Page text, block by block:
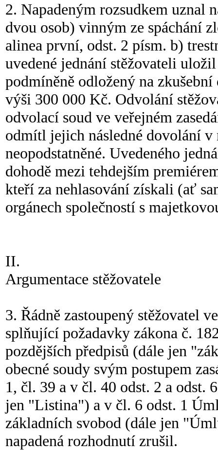
2. Napadeným rozsudkem uznal
dvou osob) vinným ze spáchání
alinea první, odst. 2 písm. b)
uvedené jednání stěžovateli
podmíněně odložený na
výši 300 000 Kč. Odvolání
odvolací soud ve veřejném
odmítl jejich následné dovolání v
neopodstatněné. Uvedeného
dohodě mezi tehdejším
kteří za nehlasování získali (ať
orgánech společností s
II.
Argumentace stěžovatele
3. Řádně zastoupený stěžovatel
splňující požadavky zákona č.
pozdějších předpisů (dále jen
obecné soudy svým postupem
1, čl. 39 a v čl. 40 odst. 2 a odst.
jen "Listina") a v čl. 6 odst. 1
základních svobod (dále jen
napadená rozhodnutí zrušil.